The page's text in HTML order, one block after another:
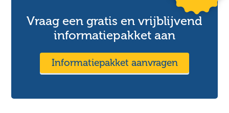
Vraag een gratis en vrijblijvend
informatiepakket aan
Informatiepakket aanvragen